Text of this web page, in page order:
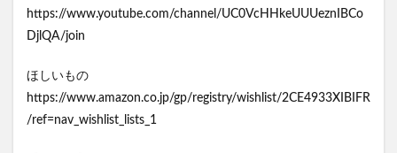
https://www.youtube.com/channel/UC0VcHHkeUUUeznIBCo
DjlQA/join
ほしいもの
https://www.amazon.co.jp/gp/registry/wishlist/2CE4933XIBIFR
/ref=nav_wishlist_lists_1